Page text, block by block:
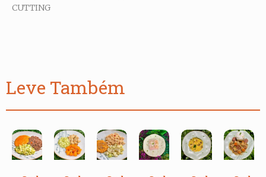
CUTTING
Leve Também